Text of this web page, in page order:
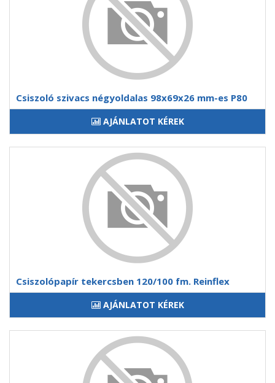
Csiszoló szivacs négyoldalas 98x69x26 mm-es P80
AJÁNLATOT KÉREK
Csiszolópapír tekercsben 120/100 fm. Reinflex
AJÁNLATOT KÉREK